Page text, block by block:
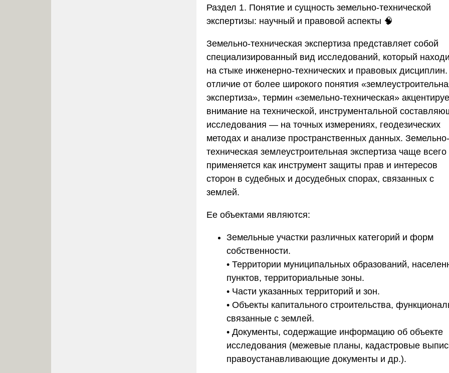
Раздел 1. Понятие и сущность земельно-технической
экспертизы: научный и правовой аспекты 🧠
Земельно-техническая экспертиза представляет собой
специализированный вид исследований, который
на стыке инженерно-технических и правовых
отличие от более широкого понятия
экспертиза», термин «земельно-техническая»
внимание на технической, инструментальной
исследования — на точных измерениях, геодезических
методах и анализе пространственных данных. Земельно-
техническая землеустроительная экспертиза чаще всего
применяется как инструмент защиты прав и интересов
сторон в судебных и досудебных спорах, связанных с
землей.
Ее объектами являются:
Земельные участки различных категорий и форм
собственности.
• Территории муниципальных образований,
пунктов, территориальные зоны.
• Части указанных территорий и зон.
• Объекты капитального строительства,
связанные с землей.
• Документы, содержащие информацию об объекте
исследования (межевые планы, кадастровые
правоустанавливающие документы и др.).